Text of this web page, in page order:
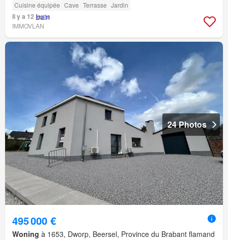
Cuisine équipée Cave Terrasse Jardin
Il y a 12 jours
IMMOVLAN
24 Photos
495 000 €
Woning à 1653, Dworp, Beersel, Province du Brabant flamand